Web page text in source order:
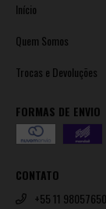
Início
Quem Somos
Trocas e Devoluções
FORMAS DE ENVIO
CONTATO
+55 11